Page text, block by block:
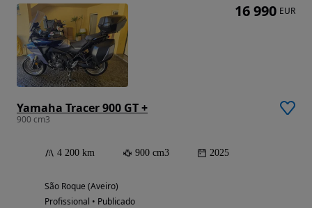
Yamaha Tracer 900 GT +
900 cm3
4 200 km 900 cm3 2025
São Roque (Aveiro)
Profissional • Publicado
16 990 EUR